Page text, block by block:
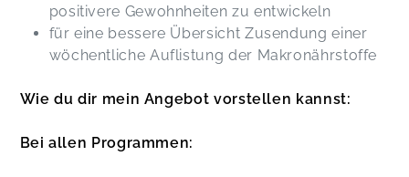
positivere Gewohnheiten zu entwickeln
für eine bessere Übersicht Zusendung einer
wöchentliche Auflistung der Makronährstoffe
Wie du dir mein Angebot vorstellen kannst:
Bei allen Programmen: